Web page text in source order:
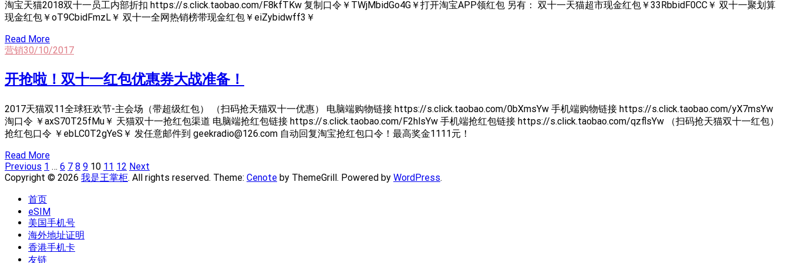
淘宝天猫2018双十一员工内部折扣 https://s.click.taobao.com/F8kfTKw 复制口令￥TWjMbidGo4G￥打开淘宝APP领红包 另有： 双十一天猫超市现金红包￥33RbbidF0CC￥ 双十一聚划算
现金红包￥oT9CbidFmzL￥ 双十一全网热销榜带现金红包￥eiZybidwff3￥
Read More
营销30/10/2017
开抢啦！双十一红包优惠券大战准备！
2017天猫双11全球狂欢节-主会场（带超级红包） （扫码抢天猫双十一优惠） 电脑端购物链接 https://s.click.taobao.com/0bXmsYw 手机端购物链接 https://s.click.taobao.com/yX7msYw
淘口令 ￥axS70T25fMu￥ 天猫双十一抢红包渠道 电脑端抢红包链接 https://s.click.taobao.com/F2hlsYw 手机端抢红包链接 https://s.click.taobao.com/qzflsYw （扫码抢天猫双十一红包）
抢红包口令 ￥ebLC0T2gYeS￥ 发任意邮件到 geekradio@126.com 自动回复淘宝抢红包口令！最高奖金1111元！
Read More
Posts
Navigation
Previous Page
1 … Page
6 Page
7 Page
8 Page
9 Page
10 Page
11 Page
12 Next
Copyright © 2026 我是王掌柜. All rights reserved. Theme: Cenote by ThemeGrill. Powered by WordPress.
首页
eSIM
美国手机号
海外地址证明
香港手机卡
友链